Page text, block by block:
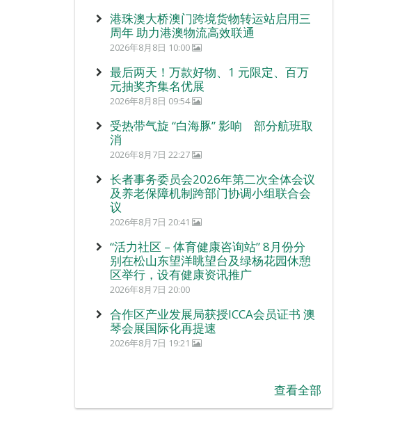
港珠澳大桥澳门跨境货物转运站启用三
周年 助力港澳物流高效联通
2026年8月8日 10:00
最后两天！万款好物、1 元限定、百万
元抽奖齐集名优展
2026年8月8日 09:54
受热带气旋 “白海豚” 影响 部分航班取
消
2026年8月7日 22:27
长者事务委员会2026年第二次全体会议
及养老保障机制跨部门协调小组联合会
议
2026年8月7日 20:41
“活力社区 – 体育健康咨询站” 8月份分
别在松山东望洋眺望台及绿杨花园休憩
区举行，设有健康资讯推广
2026年8月7日 20:00
合作区产业发展局获授ICCA会员证书 澳
琴会展国际化再提速
2026年8月7日 19:21
查看全部